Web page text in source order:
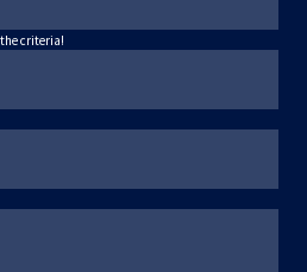
criteria!